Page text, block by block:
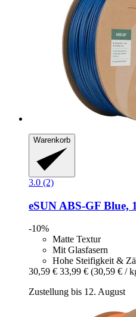
Warenkorb
3.0 (2)
eSUN ABS-​GF Blue,
-10%
Matte Textur
Mit Glasfasern
Hohe Steifigkeit &
30,59 € 33,99 € (30,59 € /
Zustellung bis 12. August